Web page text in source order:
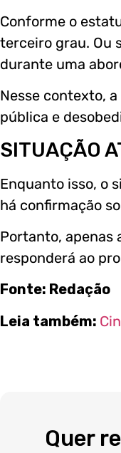
Conforme o
terceiro grau. Ou
durante uma
Nesse contexto,
pública e
SITUAÇÃO
Enquanto isso, o
há confirmação
Portanto, apenas
responderá ao
Fonte: Redação
Leia também:
Quer